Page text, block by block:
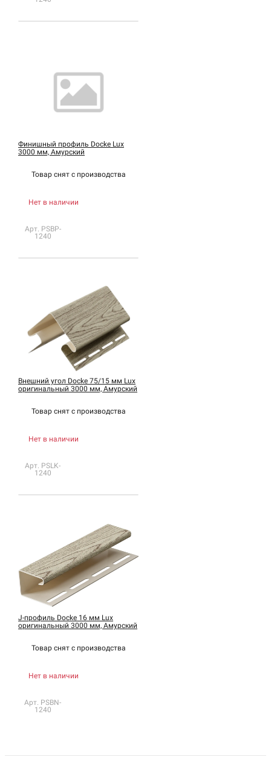
Финишный профиль Docke Lux
3000 мм, Амурский
Товар снят с производства
Нет в наличии
Арт. PSBP-
1240
Внешний угол Docke 75/15 мм Lux
оригинальный 3000 мм, Амурский
Товар снят с производства
Нет в наличии
Арт. PSLK-
1240
J-профиль Docke 16 мм Lux
оригинальный 3000 мм, Амурский
Товар снят с производства
Нет в наличии
Арт. PSBN-
1240